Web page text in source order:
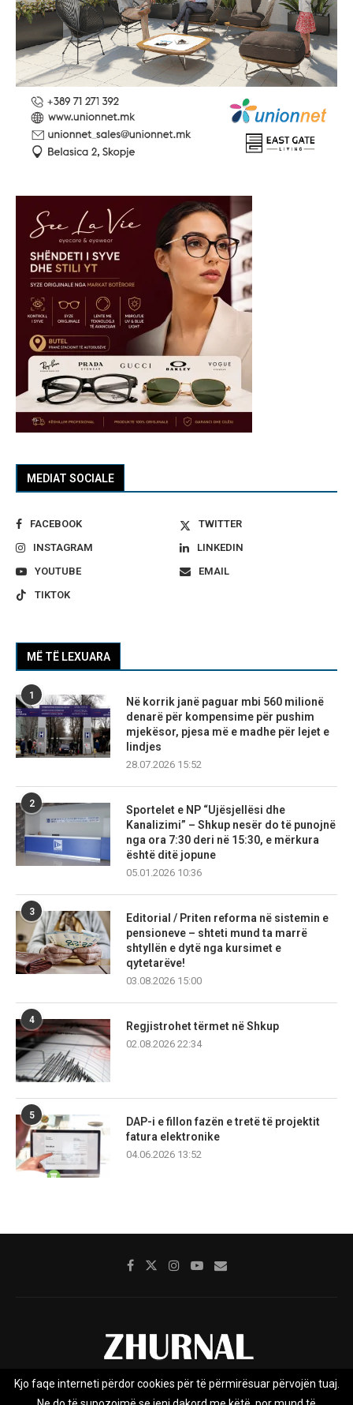
MEDIAT SOCIALE
FACEBOOK
TWITTER
INSTAGRAM
LINKEDIN
YOUTUBE
EMAIL
TIKTOK
MË TË LEXUARA
1
Në korrik janë paguar mbi 560 milionë
denarë për kompensime për pushim
mjekësor, pjesa më e madhe për lejet e
lindjes
28.07.2026 15:52
2
Sportelet e NP “Ujësjellësi dhe
Kanalizimi” – Shkup nesër do të punojnë
nga ora 7:30 deri në 15:30, e mërkura
është ditë jopune
05.01.2026 10:36
3
Editorial / Priten reforma në sistemin e
pensioneve – shteti mund ta marrë
shtyllën e dytë nga kursimet e
qytetarëve!
03.08.2026 15:00
4
Regjistrohet tërmet në Shkup
02.08.2026 22:34
5
DAP-i e fillon fazën e tretë të projektit
fatura elektronike
04.06.2026 13:52
Rreth nesh Impresumi Marketing
Kjo faqe interneti përdor cookies për të përmirësuar përvojën tuaj.